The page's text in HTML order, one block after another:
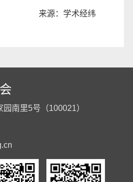
来源：学术经纬
南里5号（100021）